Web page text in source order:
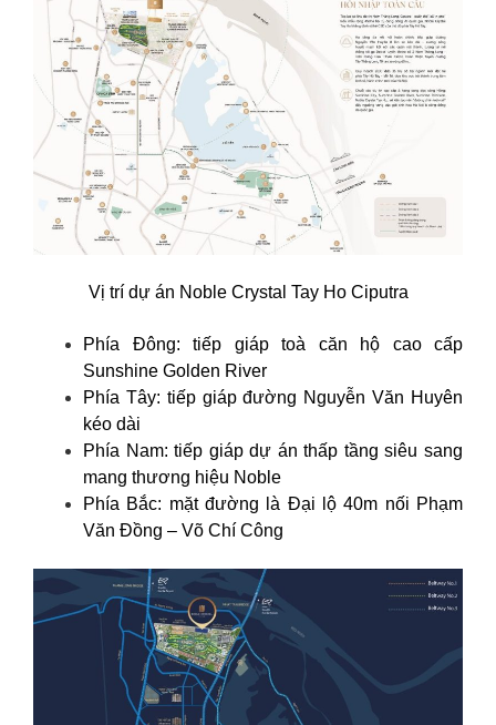
Vị trí dự án Noble Crystal Tay Ho Ciputra
Phía Đông: tiếp giáp toà căn hộ cao cấp
Sunshine Golden River
Phía Tây: tiếp giáp đường Nguyễn Văn Huyên
kéo dài
Phía Nam: tiếp giáp dự án thấp tầng siêu sang
mang thương hiệu Noble
Phía Bắc: mặt đường là Đại lộ 40m nối Phạm
Văn Đồng – Võ Chí Công